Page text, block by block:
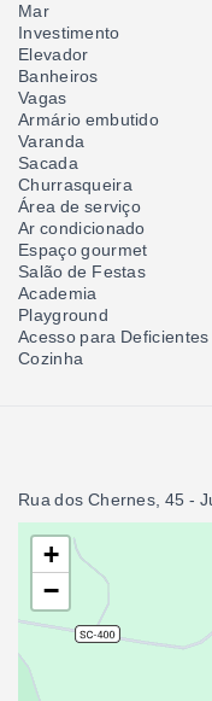
Mar
Investimento
Elevador
Banheiros
Vagas
Armário embutido
Varanda
Sacada
Churrasqueira
Área de serviço
Ar condicionado
Espaço gourmet
Salão de Festas
Academia
Playground
Acesso para Deficientes
Cozinha
Rua dos Chernes, 45 -
+
−